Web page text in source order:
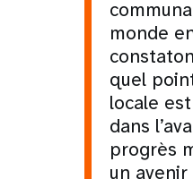
monde
quel
locale
dans
progrès
un